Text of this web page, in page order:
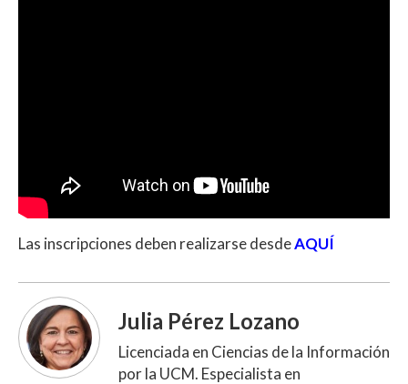
Las inscripciones deben realizarse desdeAQUÍ
Julia Pérez Lozano
Licenciada en Ciencias de la Información
por la UCM. Especialista en